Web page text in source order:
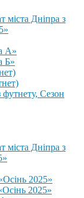
міста Дніпра з
А»
Б»
футнету, Сезон
міста Дніпра з
2025»
2025»